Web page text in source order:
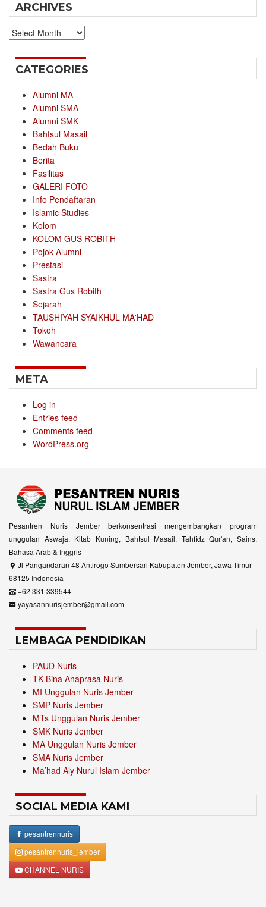
ARCHIVES
Archives
CATEGORIES
Alumni MA
Alumni SMA
Alumni SMK
Bahtsul Masail
Bedah Buku
Berita
Fasilitas
GALERI FOTO
Info Pendaftaran
Islamic Studies
Kolom
KOLOM GUS ROBITH
Pojok Alumni
Prestasi
Sastra
Sastra Gus Robith
Sejarah
TAUSHIYAH SYAIKHUL MA'HAD
Tokoh
Wawancara
META
Log in
Entries feed
Comments feed
WordPress.org
Pesantren Nuris Jember berkonsentrasi mengembangkan program
unggulan Aswaja, Kitab Kuning, Bahtsul Masail, Tahfidz Qur'an, Sains,
Bahasa Arab & Inggris
Jl Pangandaran 48 Antirogo Sumbersari Kabupaten Jember, Jawa Timur
68125 Indonesia
+62 331 339544
yayasannurisjember@gmail.com
LEMBAGA PENDIDIKAN
PAUD Nuris
TK Bina Anaprasa Nuris
MI Unggulan Nuris Jember
SMP Nuris Jember
MTs Unggulan Nuris Jember
SMK Nuris Jember
MA Unggulan Nuris Jember
SMA Nuris Jember
Ma’had Aly Nurul Islam Jember
SOCIAL MEDIA KAMI
pesantrennuris
pesantrennuris_jember
CHANNEL NURIS